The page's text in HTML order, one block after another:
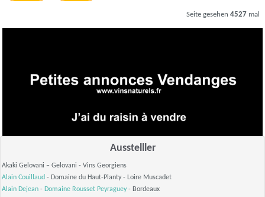
Seite gesehen 4527 mal
Ausstelller
Akaki Gelovani – Gelovani - Vins Georgiens
Alain Couillaud - Domaine du Haut-Planty - Loire Muscadet
Alain Dejean - Domaine Rousset Peyraguey- Bordeaux